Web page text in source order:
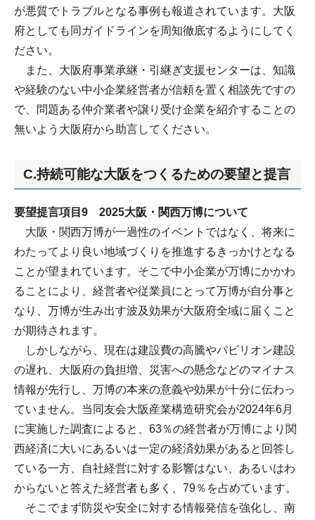
が悪質でトラブルとなる事例も報道されています。大阪
府としても同ガイドラインを周知徹底するようにしてく
ださい。
また、大阪府事業承継・引継ぎ支援センターは、知識
や経験のない中小企業経営者が信頼を置く相談先ですの
で、問題ある仲介業者や譲り受け企業を紹介することの
無いよう大阪府から助言してください。
C.持続可能な大阪をつくるための要望と提言
要望提言項目9 2025大阪・関西万博について
大阪・関西万博が一過性のイベントではなく、将来に
わたってより良い地域づくりを推進するきっかけとなる
ことが望まれています。そこで中小企業が万博にかかわ
ることにより、経営者や従業員にとって万博が自分事と
なり、万博が生み出す波及効果が大阪府全域に届くこと
が期待されます。
しかしながら、現在は建設費の高騰やパビリオン建設
の遅れ、大阪府の負担増、災害への懸念などのマイナス
情報が先行し、万博の本来の意義や効果が十分に伝わっ
ていません。当同友会大阪産業構造研究会が2024年6月
に実施した調査によると、63％の経営者が万博により関
西経済に大いにあるいは一定の経済効果があると回答し
ている一方、自社経営に対する影響はない、あるいはわ
からないと答えた経営者も多く、79％を占めています。
そこでまず防災や安全に対する情報発信を強化し、南